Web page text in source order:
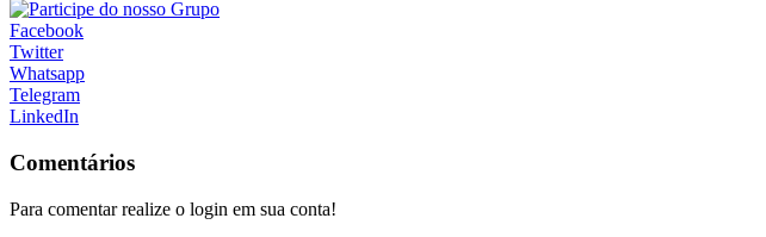
Facebook
Twitter
Whatsapp
Telegram
LinkedIn
Comentários
Para comentar realize o login em sua conta!